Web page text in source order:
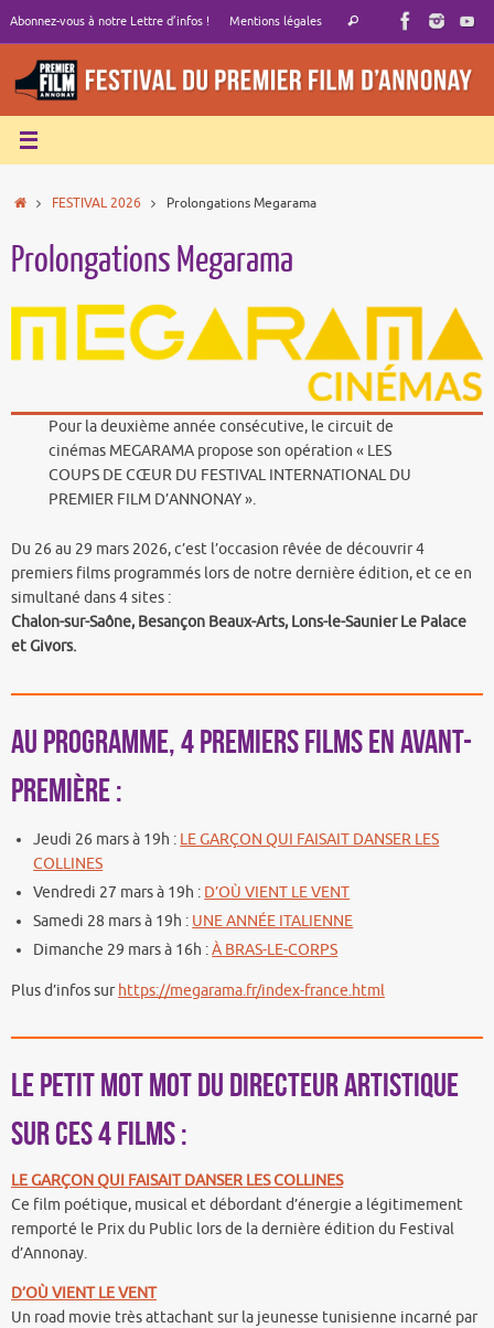
contenu
Abonnez-vous à notre Lettre d’infos ! Mentions légales
Recherche
Rechercher
AccueilFESTIVAL 2026 Prolongations Megarama
Prolongations Megarama
Pour la deuxième année consécutive, le circuit de
cinémas MEGARAMA propose son opération « LES
COUPS DE CŒUR DU FESTIVAL INTERNATIONAL DU
PREMIER FILM D’ANNONAY ».
Du 26 au 29 mars 2026, c’est l’occasion rêvée de découvrir 4
premiers films programmés lors de notre dernière édition, et ce en
simultané dans 4 sites :
Chalon-sur-Saône, Besançon Beaux-Arts, Lons-le-Saunier Le Palace
et Givors.
Au programme, 4 premiers films en avant-
première :
Jeudi 26 mars à 19h : LE GARÇON QUI FAISAIT DANSER LES
COLLINES
Vendredi 27 mars à 19h : D’OÙ VIENT LE VENT
Samedi 28 mars à 19h : UNE ANNÉE ITALIENNE
Dimanche 29 mars à 16h :À BRAS-LE-CORPS
Plus d’infos sur https://megarama.fr/index-france.html
Le petit mot mot du directeur artistique
sur ces 4 films :
LE GARÇON QUI FAISAIT DANSER LES COLLINES
Ce film poétique, musical et débordant d’énergie a légitimement
remporté le Prix du Public lors de la dernière édition du Festival
d’Annonay.
D’OÙ VIENT LE VENT
Un road movie très attachant sur la jeunesse tunisienne incarné par